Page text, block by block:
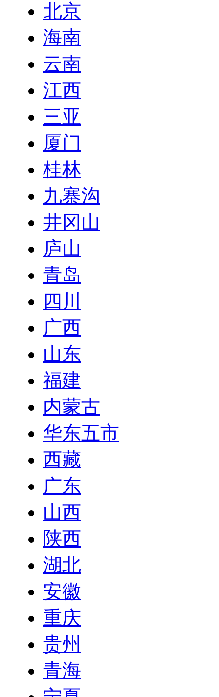
北京
海南
云南
江西
三亚
厦门
桂林
九寨沟
井冈山
庐山
青岛
四川
广西
山东
福建
内蒙古
华东五市
西藏
广东
山西
陕西
湖北
安徽
重庆
贵州
青海